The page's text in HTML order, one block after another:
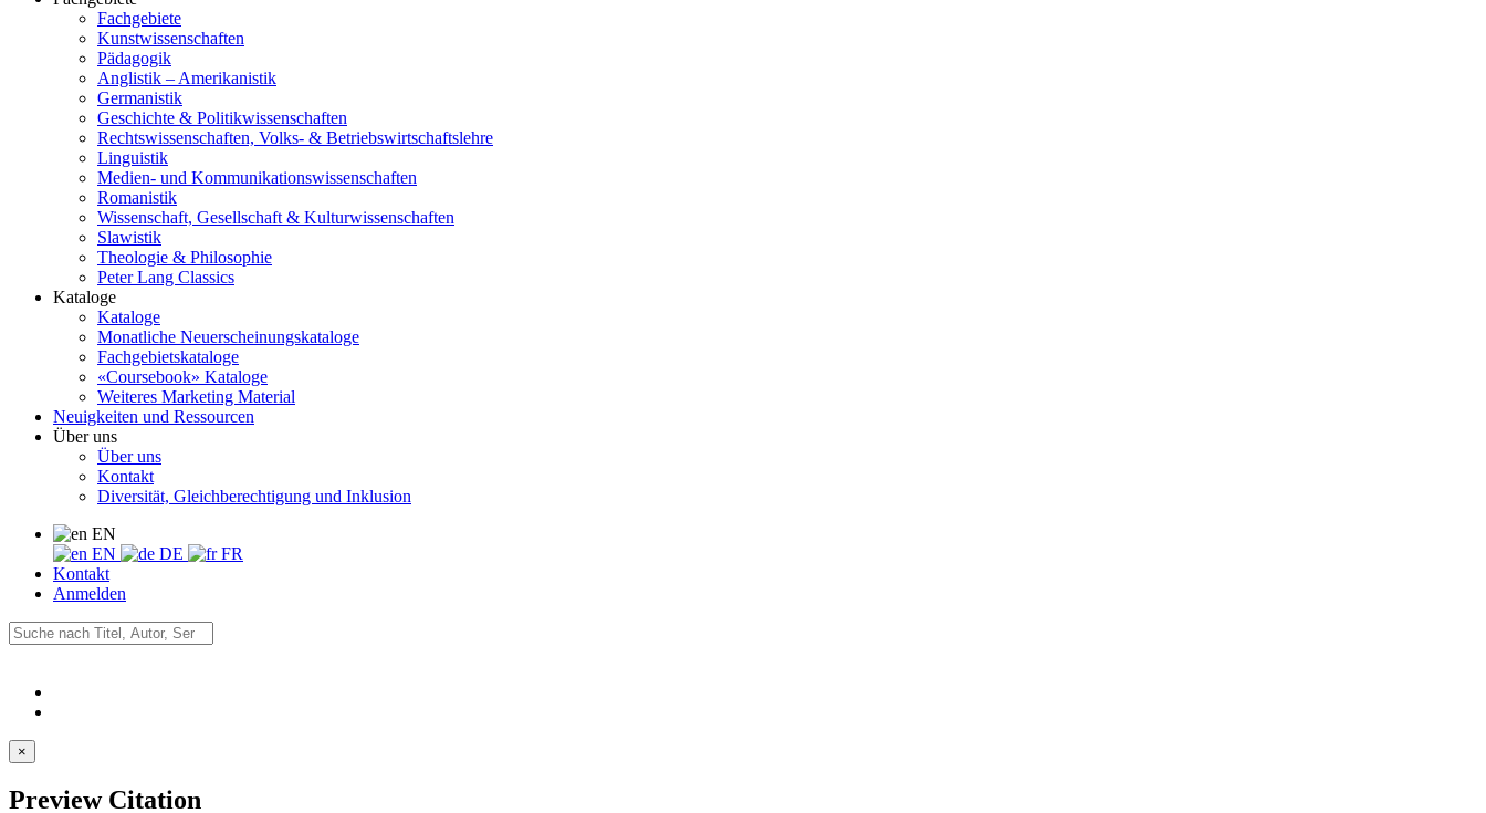
Fachgebiete
Kunstwissenschaften
Pädagogik
Anglistik – Amerikanistik
Germanistik
Geschichte & Politikwissenschaften
Rechtswissenschaften, Volks- & Betriebswirtschaftslehre
Linguistik
Medien- und Kommunikationswissenschaften
Romanistik
Wissenschaft, Gesellschaft & Kulturwissenschaften
Slawistik
Theologie & Philosophie
Peter Lang Classics
Kataloge
Kataloge
Monatliche Neuerscheinungskataloge
Fachgebietskataloge
«Coursebook» Kataloge
Weiteres Marketing Material
Neuigkeiten und Ressourcen
Über uns
Über uns
Kontakt
Diversität, Gleichberechtigung und Inklusion
EN
EN
DE
FR
Kontakt
Anmelden
×
Preview Citation